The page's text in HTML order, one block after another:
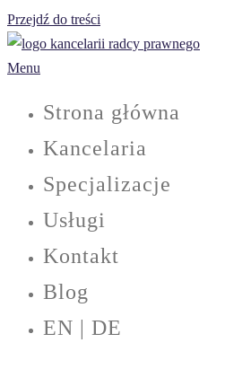
Przejdź do treści
Menu
Strona główna
Kancelaria
Specjalizacje
Usługi
Kontakt
Blog
EN | DE